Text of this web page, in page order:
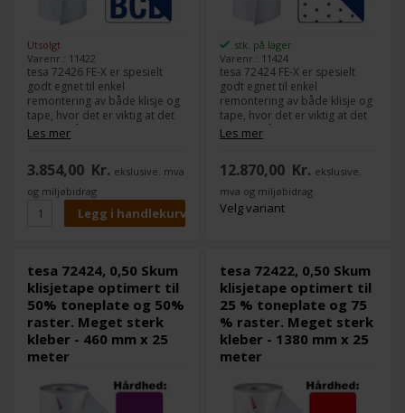
Utsolgt
Varenr.: 11422
tesa 72426 FE-X er spesielt
godt egnet til enkel
remontering av både klisje og
tape, hvor det er viktig at det
er enkelt å montere og
demontere.
Softprint FE, er limet til
sylindersiden dobbelt så
kraftig i denne tesa Softprint
FE-X-serien.
% toneplate og 25 % raster.
Les mer
3.854,00 Kr. ekslusive. mva
og miljøbidrag
stk. på lager
Varenr.: 11424
tesa 72424 FE-X er spesielt
godt egnet til enkel
remontering av både klisje og
tape, hvor det er viktig at det
er enkelt å montere og
demontere.
Softprint FE, er limet til
sylindersiden dobbelt så
kraftig i denne tesa Softprint
FE-X-serien.
50 % toneplate og 50 %
raster.
Dette er det man kaller en
loggrull, som du kan få skåret
til nøyaktig de målene du skal
bruke i maskinen din.
til f.eks. 4 ruller á 345 mm x 25
meter.
Les mer
12.870,00 Kr. ekslusive.
mva og miljøbidrag
Velg variant
tesa 72424, 0,50 Skum
klisjetape optimert til
50% toneplate og 50%
raster. Meget sterk
kleber - 460 mm x 25
meter
tesa 72422, 0,50 Skum
klisjetape optimert til
25 % toneplate og 75
% raster. Meget sterk
kleber - 1380 mm x 25
meter